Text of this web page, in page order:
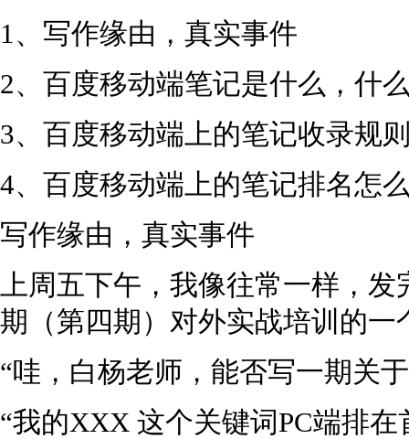
1、写作缘由，真实事件
2、百度移动端笔记是什么，什
3、百度移动端上的笔记收录规
4、百度移动端上的笔记排名怎
写作缘由，真实事件
上周五下午，我像往常一样，
期（第四期）对外实战培训的
“哇，白杨老师，能否写一期关
“我的XXX 这个关键词PC端排